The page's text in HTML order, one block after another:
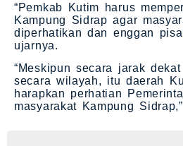
“Pemkab Kutim harus
Kampung Sidrap agar
diperhatikan dan enggan
ujarnya.
“Meskipun secara jarak
secara wilayah, itu daerah
harapkan perhatian
masyarakat Kampung